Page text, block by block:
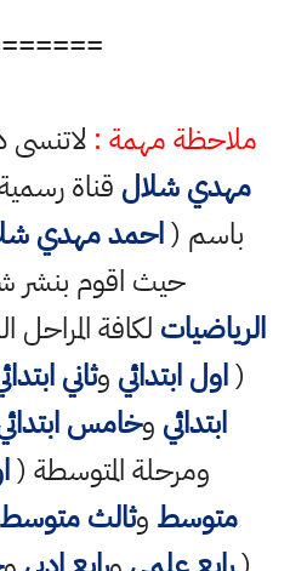
ملاحظة مهمة : لاتنسى
مهدي شلال قناة
باسم (احمد مهدي
حيث اقوم بنشر
الرياضيات لكافة المراحل
(اول ابتدائي وثاني
ابتدائي وخامس
ومرحلة المتوسطة (
متوسط وثالث متوسط